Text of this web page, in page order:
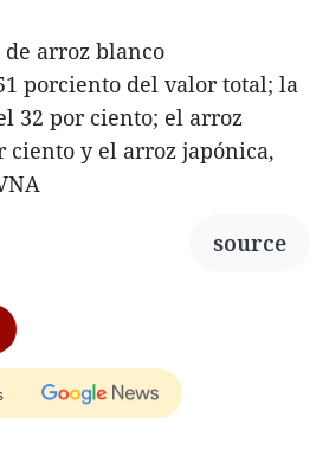
arroz blanco
porciento del valor total; la
32 por ciento; el arroz
ciento y el arroz japónica,
source